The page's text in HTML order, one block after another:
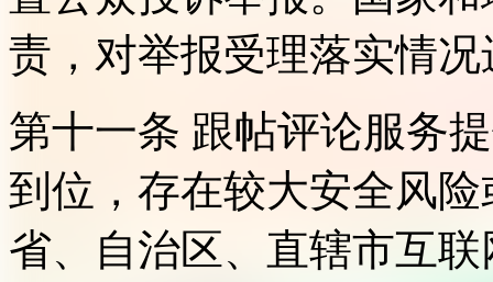
责，对举报受理落实情
第十一条 跟帖评论服务
到位，存在较大安全风
省、自治区、直辖市互